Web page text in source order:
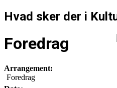
Hvad sker der i
Foredrag
Arrangement:
Foredrag